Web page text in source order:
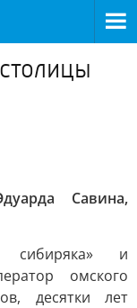
Савина,
сибиряка» и
омского
десятки лет